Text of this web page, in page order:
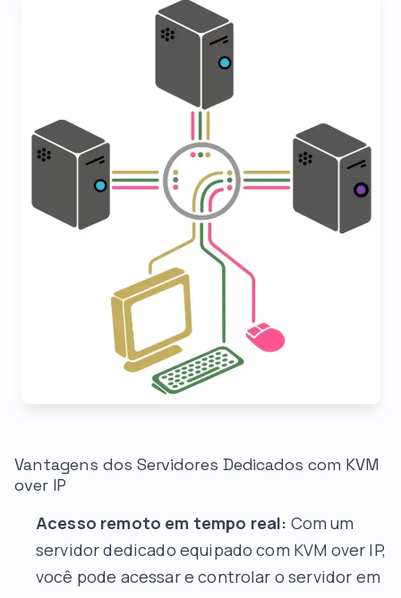
Vantagens dos Servidores Dedicados com KVM
over IP
Acesso remoto em tempo real: Com um
servidor dedicado equipado com KVM over IP,
você pode acessar e controlar o servidor em